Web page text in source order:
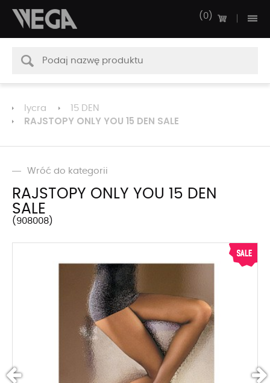
0
lycra 15 DEN
RAJSTOPY ONLY YOU 15 DEN SALE
Wróć do kategorii
RAJSTOPY ONLY YOU 15 DEN
SALE
908008